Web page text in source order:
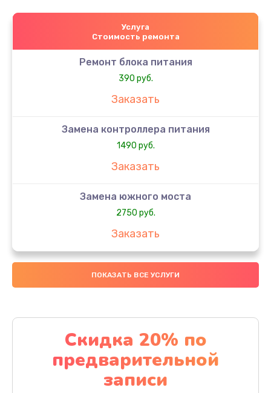
Услуга
Стоимость ремонта
Ремонт блока питания
390 руб.
Заказать
Замена контроллера питания
1490 руб.
Заказать
Замена южного моста
2750 руб.
Заказать
Чистка от пыли
1060 руб.
Настройка ОС
1160 руб.
Заказать
ПОКАЗАТЬ ВСЕ УСЛУГИ
Скидка 20% по
предварительной
записи